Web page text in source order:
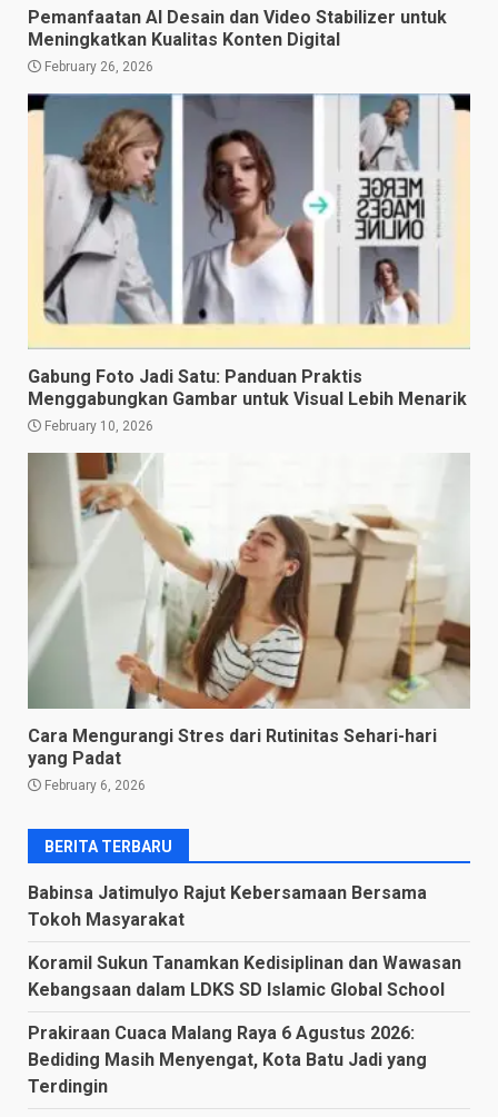
Pemanfaatan AI Desain dan Video Stabilizer untuk
Meningkatkan Kualitas Konten Digital
February 26, 2026
Gabung Foto Jadi Satu: Panduan Praktis
Menggabungkan Gambar untuk Visual Lebih Menarik
February 10, 2026
Cara Mengurangi Stres dari Rutinitas Sehari-hari
yang Padat
February 6, 2026
BERITA TERBARU
Babinsa Jatimulyo Rajut Kebersamaan Bersama
Tokoh Masyarakat
Koramil Sukun Tanamkan Kedisiplinan dan Wawasan
Kebangsaan dalam LDKS SD Islamic Global School
Prakiraan Cuaca Malang Raya 6 Agustus 2026:
Bediding Masih Menyengat, Kota Batu Jadi yang
Terdingin